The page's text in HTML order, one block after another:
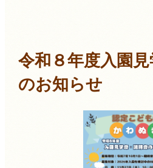
令和８年度入園
のお知らせ